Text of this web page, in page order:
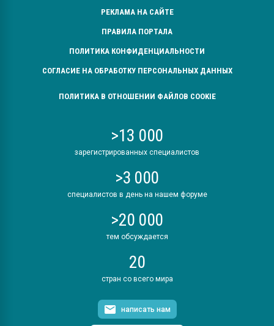
РЕКЛАМА НА САЙТЕ
ПРАВИЛА ПОРТАЛА
ПОЛИТИКА КОНФИДЕНЦИАЛЬНОСТИ
СОГЛАСИЕ НА ОБРАБОТКУ ПЕРСОНАЛЬНЫХ ДАННЫХ
ПОЛИТИКА В ОТНОШЕНИИ ФАЙЛОВ COOKIE
>13 000
зарегистрированных специалистов
>3 000
специалистов в день на нашем форуме
>20 000
тем обсуждается
20
стран со всего мира
написать нам